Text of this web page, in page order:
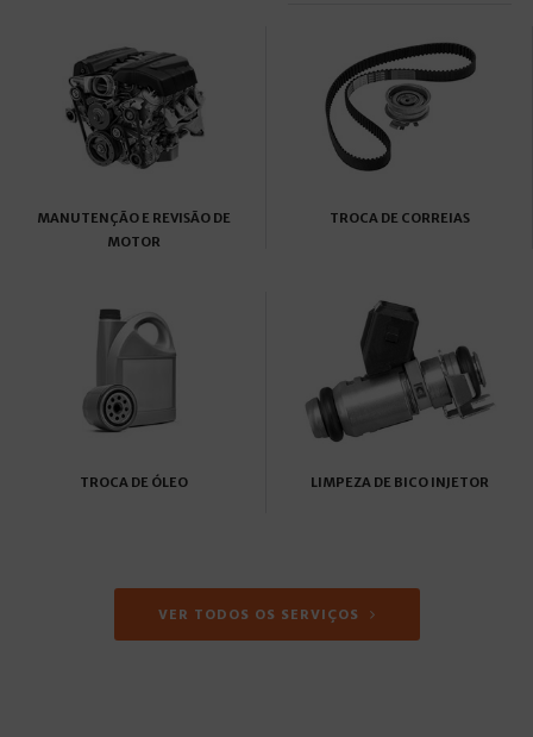
MANUTENÇÃO E REVISÃO DE
MOTOR
TROCA DE CORREIAS
TROCA DE ÓLEO LIMPEZA DE BICO INJETOR
VER TODOS OS SERVIÇOS